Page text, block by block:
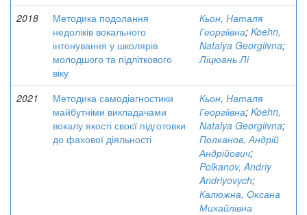
2018
Методика подолання
недоліків вокального
інтонування у школярів
молодшого та підліткового
віку
Кьон, Наталя
Георгіївна; Koehn,
Natalya Georgiivna;
Ліцюань Лі
2021
Методика самодіагностики
майбутніми викладачами
вокалу якості своєї підготовки
до фахової діяльності
Кьон, Наталя
Георгіївна; Koehn,
Natalya Georgiivna;
Полканов, Андрій
Андрійович;
Polkanov, Andriy
Andriyovych;
Калюжна, Оксана
Михайлівна